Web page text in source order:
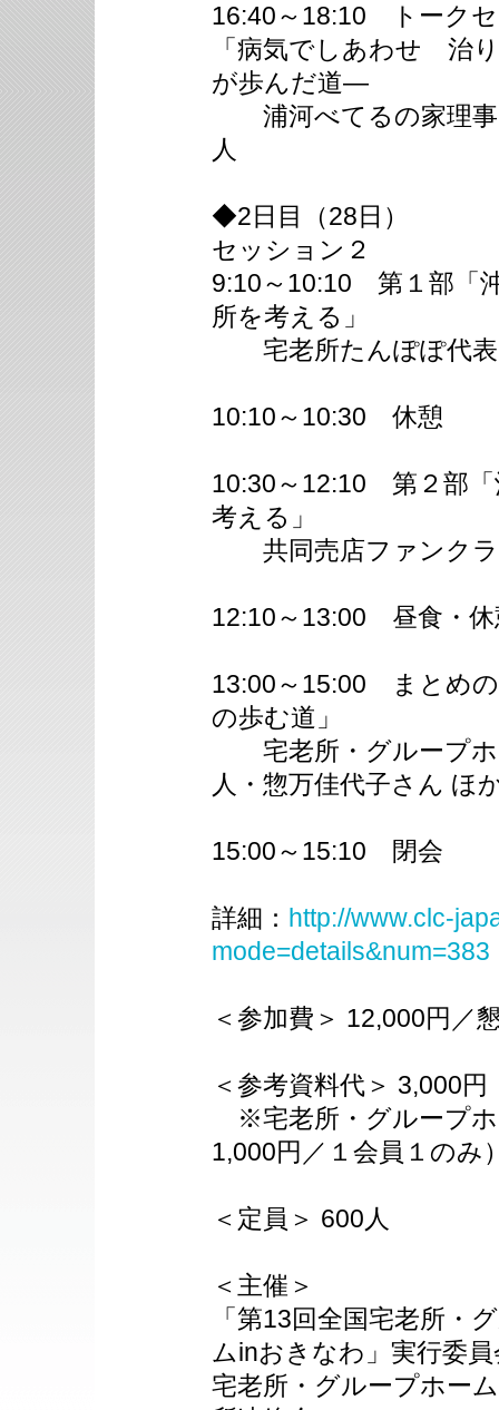
16:40～18:10 トーク
「病気でしあわせ 治
が歩んだ道―
浦河べてるの家理事
人
◆2日目（28日）
セッション２
9:10～10:10 第１部「
所を考える」
宅老所たんぽぽ代表
10:10～10:30 休憩
10:30～12:10 第２部
考える」
共同売店ファンクラ
12:10～13:00 昼食・休
13:00～15:00 まとめ
の歩む道」
宅老所・グループホ
人・惣万佳代子さん ほ
15:00～15:10 閉会
詳細： http://www.clc-
mode=details&num=383
＜参加費＞ 12,000円／
＜参考資料代＞ 3,000円
※宅老所・グループホ
1,000円／１会員１のみ
＜定員＞ 600人
＜主催＞
「第13回全国宅老所・
ムinおきなわ」実行委員
宅老所・グループホー